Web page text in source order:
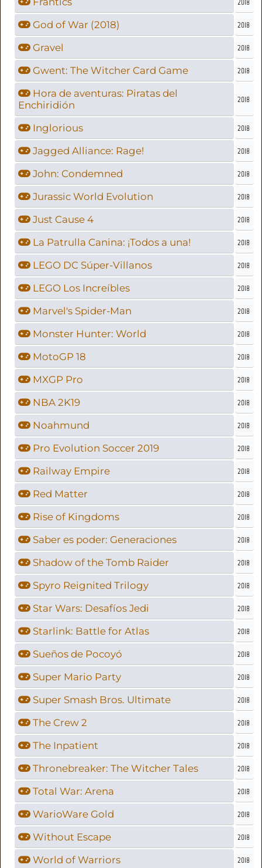
God of War (2018) 2018
Gravel 2018
Gwent: The Witcher Card Game 2018
Hora de aventuras: Piratas del
Enchiridión
2018
Inglorious 2018
Jagged Alliance: Rage! 2018
John: Condemned 2018
Jurassic World Evolution 2018
Just Cause 4 2018
La Patrulla Canina: ¡Todos a una! 2018
LEGO DC Súper-Villanos 2018
LEGO Los Increíbles 2018
Marvel's Spider-Man 2018
Monster Hunter: World 2018
MotoGP 18 2018
MXGP Pro 2018
NBA 2K19 2018
Noahmund 2018
Pro Evolution Soccer 2019 2018
Railway Empire 2018
Red Matter 2018
Rise of Kingdoms 2018
Saber es poder: Generaciones 2018
Shadow of the Tomb Raider 2018
Spyro Reignited Trilogy 2018
Star Wars: Desafíos Jedi 2018
Starlink: Battle for Atlas 2018
Sueños de Pocoyó 2018
Super Mario Party 2018
Super Smash Bros. Ultimate 2018
The Crew 2 2018
The Inpatient 2018
Thronebreaker: The Witcher Tales 2018
Total War: Arena 2018
WarioWare Gold 2018
Without Escape 2018
World of Warriors 2018